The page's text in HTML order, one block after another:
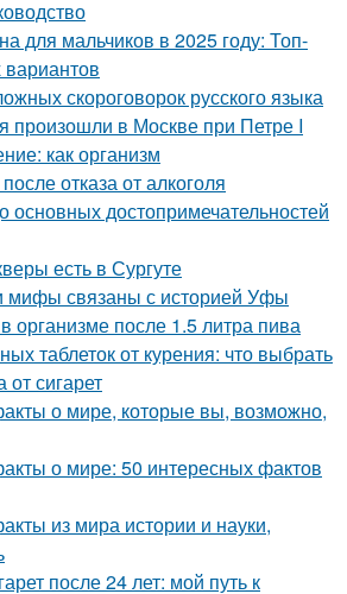
для мальчиков в 2025 году: Топ-
скороговорок русского языка
произошли в Москве при Петре I
как организм
отказа от алкоголя
основных достопримечательностей
есть в Сургуте
мифы связаны с историей Уфы
организме после 1.5 литра пива
таблеток от курения: что выбрать
от сигарет
о мире, которые вы, возможно,
о мире: 50 интересных фактов
из мира истории и науки,
после 24 лет: мой путь к